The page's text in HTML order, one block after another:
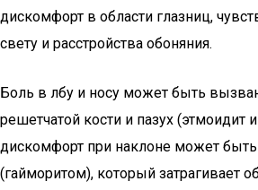
дискомфорт в области глазниц,
свету и расстройства обоняния.
Боль в лбу и носу может быть
решетчатой кости и пазух (этмоидит
дискомфорт при наклоне может быть
(гайморитом), который затрагивает